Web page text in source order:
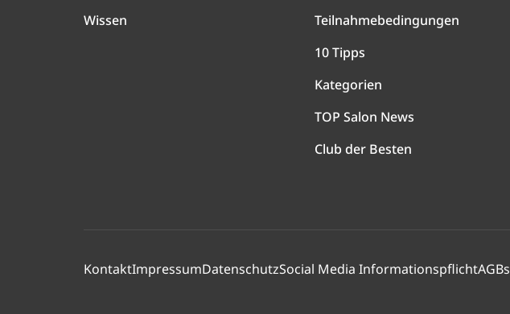
Wissen
Teilnahmebedingungen
10 Tipps
Kategorien
TOP Salon News
Club der Besten
KontaktImpressumDatenschutzSocial Media InformationspflichtAGBs